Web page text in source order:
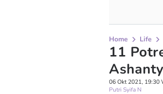
Home Life
11
06 Okt 2021, 19:30
Putri Syifa N